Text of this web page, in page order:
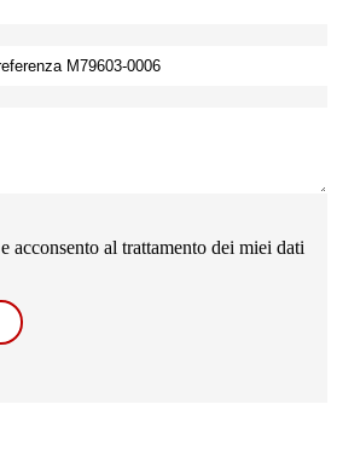
e acconsento al trattamento dei miei dati